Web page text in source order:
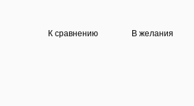
К сравнению В желания